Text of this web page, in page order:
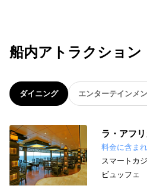
船内アトラクション
ダイニング エンターテインメ
ラ・アフ
料金に含ま
スマートカ
ビュッフェ